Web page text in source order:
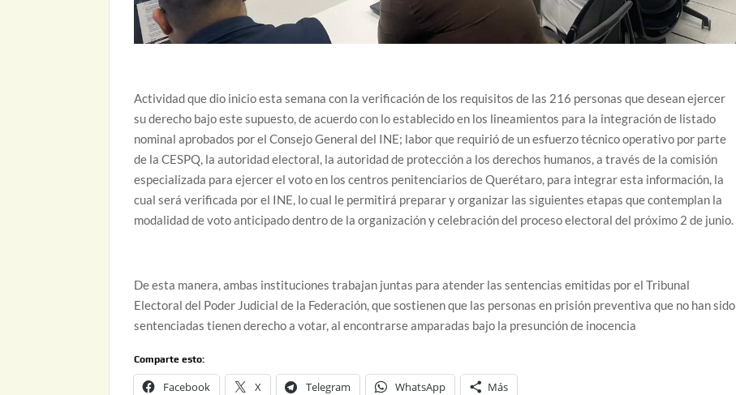
Actividad que dio inicio esta semana con la verificación de los requisitos de las 216 personas que desean ejercer
su derecho bajo este supuesto, de acuerdo con lo establecido en los lineamientos para la integración de listado
nominal aprobados por el Consejo General del INE; labor que requirió de un esfuerzo técnico operativo por parte
de la CESPQ, la autoridad electoral, la autoridad de protección a los derechos humanos, a través de la comisión
especializada para ejercer el voto en los centros penitenciarios de Querétaro, para integrar esta información, la
cual será verificada por el INE, lo cual le permitirá preparar y organizar las siguientes etapas que contemplan la
modalidad de voto anticipado dentro de la organización y celebración del proceso electoral del próximo 2 de junio.
De esta manera, ambas instituciones trabajan juntas para atender las sentencias emitidas por el Tribunal
Electoral del Poder Judicial de la Federación, que sostienen que las personas en prisión preventiva que no han sido
sentenciadas tienen derecho a votar, al encontrarse amparadas bajo la presunción de inocencia
Comparte esto:
Facebook X Telegram WhatsApp Más